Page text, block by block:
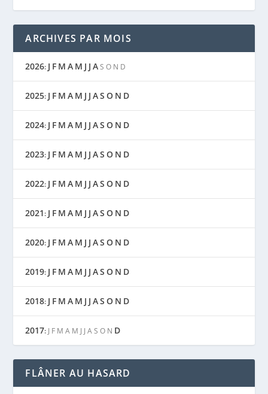
ARCHIVES PAR MOIS
2026: J F M A M J J A S O N D
2025: J F M A M J J AS O N D
2024: J F M A M J J AS O N D
2023: J F M A M J J AS O N D
2022: J F M A M J J AS O N D
2021: J F M A M J J AS O N D
2020: J F M A M J J AS O N D
2019: J F M A M J J AS O N D
2018: J F M A M J J AS O N D
2017: J F M A M J J A S O N D
FLÂNER AU HASARD